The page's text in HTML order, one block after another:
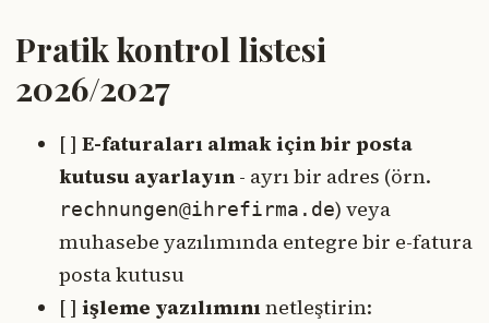
Pratik kontrol listesi
2026/2027
[ ] E-faturaları almak için bir posta
kutusu ayarlayın - ayrı bir adres (örn.
rechnungen@ihrefirma.de) veya
muhasebe yazılımında entegre bir e-fatura
posta kutusu
[ ] işleme yazılımınınetleştirin: